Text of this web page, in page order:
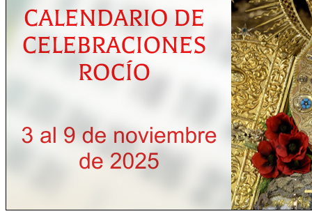
El traslado cada siete años
¿Cuales son los actos principales que se celebran en el
Rocío?
Quiero hacer el camino,¿que tengo que hacer?